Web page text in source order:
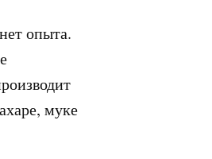
опыта.
муке